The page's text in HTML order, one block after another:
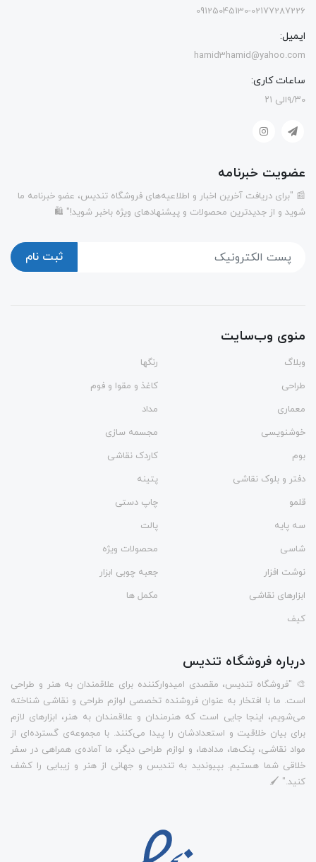
09125045130-02177287226
ایمیل:
hamid3hamid@yahoo.com
ساعات کاری:
۹/۳۰الی ۲۱
عضویت خبرنامه
📰 "برای دریافت آخرین اخبار و اطلاعیه‌های فروشگاه تندیس، عضو خبرنامه ما
شوید و از جدیدترین محصولات و پیشنهادهای ویژه باخبر شوید!" 🛍️
ثبت نام
منوی وب‌سایت
وبلاگ
رنگها
طراحی
کاغذ و مقوا و فوم
معماری
مداد
خوشنویسی
مجسمه سازی
بوم
کاردک نقاشی
دفتر و بلوک نقاشی
پتینه
قلمو
چاپ دستی
سه پایه
پالت
شاسی
محصولات ویژه
نوشت افزار
جعبه چوبی ابزار
ابزارهای نقاشی
مکمل ها
کیف
درباره فروشگاه تندیس
🎨 "فروشگاه تندیس، مقصدی امیدوارکننده برای علاقمندان به هنر و طراحی
است. ما با افتخار به عنوان فروشنده تخصصی لوازم طراحی و نقاشی شناخته
می‌شویم، اینجا جایی است که هنرمندان و علاقمندان به هنر، ابزارهای لازم
برای بیان خلاقیت و استعدادشان را پیدا می‌کنند. با مجموعه‌ی گسترده‌ای از
مواد نقاشی، پنک‌ها، مدادها، و لوازم طراحی دیگر، ما آماده‌ی همراهی در سفر
خلاقی شما هستیم. بپیوندید به تندیس و جهانی از هنر و زیبایی را کشف
کنید." 🖌️